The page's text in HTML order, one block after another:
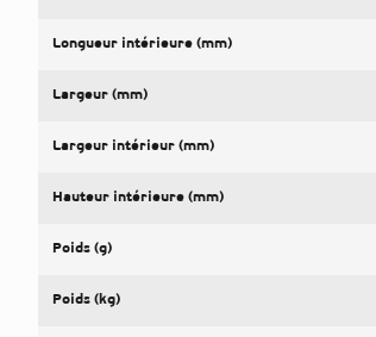
Longueur intérieure (mm)
Largeur (mm)
Largeur intérieur (mm)
Hauteur intérieure (mm)
Poids (g)
Poids (kg)